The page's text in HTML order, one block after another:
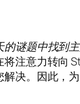
谜题中找到
将注意力转向
决。因此，